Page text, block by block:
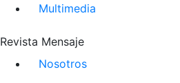
Multimedia
Revista Mensaje
Nosotros